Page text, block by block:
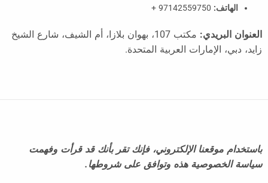
الهاتف:
العنوان البريدي:
مكتب 107، بهوان بلازا، أم الشيف، شارع الشيخ
زايد، دبي، الإمارات العربية المتحدة.
باستخدام موقعنا الإلكتروني، فإنك تقر بأنك قد قرأت وفهمت
سياسة الخصوصية هذه وتوافق على شروطها.